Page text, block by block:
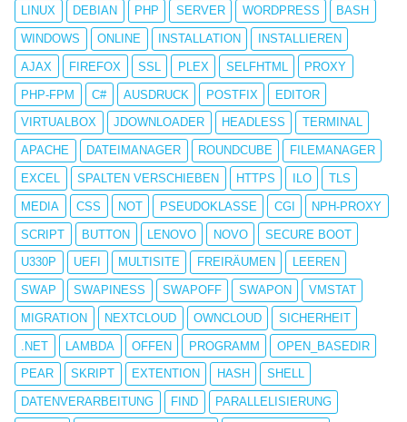
LINUX DEBIAN PHP SERVER WORDPRESS BASH
WINDOWS ONLINE INSTALLATION INSTALLIEREN
AJAX FIREFOX SSL PLEX SELFHTML PROXY
PHP-FPM C# AUSDRUCK POSTFIX EDITOR
VIRTUALBOX JDOWNLOADER HEADLESS TERMINAL
APACHE DATEIMANAGER ROUNDCUBE FILEMANAGER
EXCEL SPALTEN VERSCHIEBEN HTTPS ILO TLS
MEDIA CSS NOT PSEUDOKLASSE CGI NPH-PROXY
SCRIPT BUTTON LENOVO NOVO SECURE BOOT
U330P UEFI MULTISITE FREIRÄUMEN LEEREN
SWAP SWAPINESS SWAPOFF SWAPON VMSTAT
MIGRATION NEXTCLOUD OWNCLOUD SICHERHEIT
.NET LAMBDA OFFEN PROGRAMM OPEN_BASEDIR
PEAR SKRIPT EXTENTION HASH SHELL
DATENVERARBEITUNG FIND PARALLELISIERUNG